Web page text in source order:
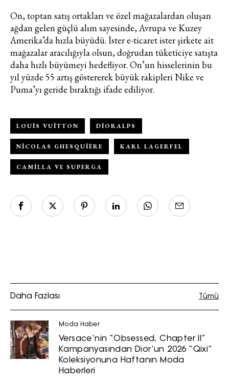
On, toptan satış ortakları ve özel mağazalardan oluşan
ağdan gelen güçlü alım sayesinde, Avrupa ve Kuzey
Amerika’da hızla büyüdü. İster e-ticaret ister şirkete ait
mağazalar aracılığıyla olsun, doğrudan tüketiciye satışta
daha hızlı büyümeyi hedefliyor. On’un hisselerinin bu
yıl yüzde 55 artış göstererek büyük rakipleri Nike ve
Puma’yı geride bıraktığı ifade ediliyor.
LOUIS VUITTON DIORALPS
NICOLAS GHESQUIÈRE KARL LAGERFEL
CAMILLA VE SUPERGA
Daha Fazlası Tümü
Moda Haber
Versace’nin “Obsessed, Chapter II”
Kampanyasından Dior’un 2026 “Qixi”
Koleksiyonuna Haftanın Moda
Haberleri